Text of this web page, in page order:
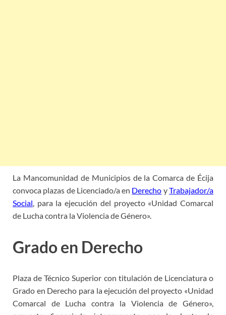
La Mancomunidad de Municipios de la Comarca de Écija
convoca plazas de Licenciado/a en Derecho yTrabajador/a
Social , para la ejecución del proyecto «Unidad Comarcal
de Lucha contra la Violencia de Género».
Grado en Derecho
Plaza de Técnico Superior con titulación de Licenciatura o
Grado en Derecho para la ejecución del proyecto «Unidad
Comarcal de Lucha contra la Violencia de Género»,